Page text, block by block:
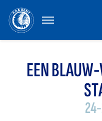
MENU
EEN